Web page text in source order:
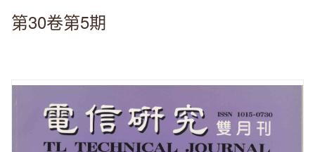
第30卷第5期